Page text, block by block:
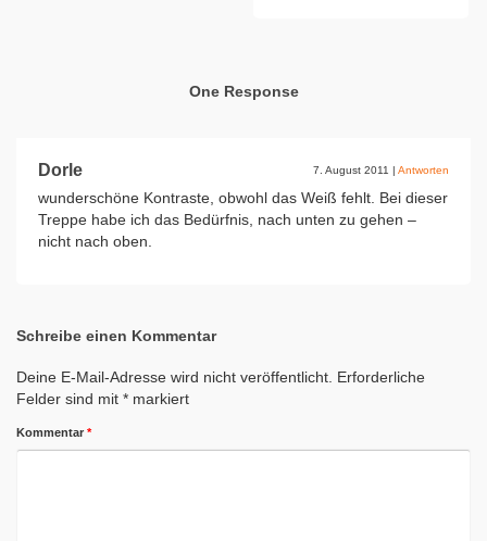
One Response
Dorle 7. August 2011 | Antworten
wunderschöne Kontraste, obwohl das Weiß fehlt. Bei dieser
Treppe habe ich das Bedürfnis, nach unten zu gehen –
nicht nach oben.
Schreibe einen Kommentar
Deine E-Mail-Adresse wird nicht veröffentlicht. Erforderliche
Felder sind mit * markiert
Kommentar *